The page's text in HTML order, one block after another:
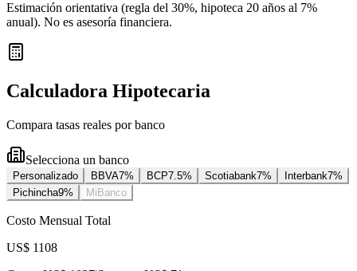
Estimación orientativa (regla del 30%, hipoteca 20 años al 7%
anual). No es asesoría financiera.
Calculadora Hipotecaria
Compara tasas reales por banco
Selecciona un banco
Personalizado BBVA7% BCP7.5% Scotiabank7% Interbank7%
Pichincha9% MiBanco
Costo Mensual Total
US$ 1108